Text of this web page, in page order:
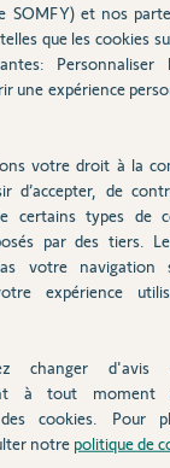
pro
1003-2384-0593
Je rencontre le
est survenue. Veuillez
support".
persiste.
Quelle est la marche
sans avoir ce
au fil de
SOMFY) et nos
que les cookies
une expérience
votre droit à la
d’accepter, de
certains types de
par des tiers.
votre
expérience
changer
à tout
cookies. Pour
notre politique de